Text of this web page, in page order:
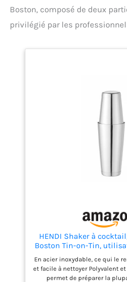
Boston, composé de deux
privilégié par les
HENDI Shaker à
Boston Tin-on-Tin,
2 shakers lestés : 600ml,
et 800ml,
vaisselle, acier
En acier inoxydable, ce qui le
et facile à nettoyer Polyvalent
permet de préparer la